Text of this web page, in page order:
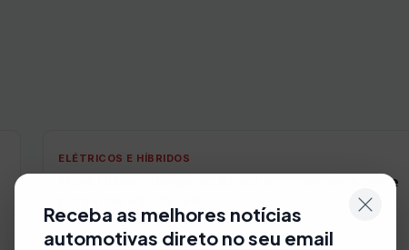
ELÉTRICOS E HÍBRIDOS
MG4 Urban chega ao Brasil em três versões e
Receba as melhores notícias
automotivas direto no seu email